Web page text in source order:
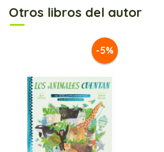
Otros libros del autor
-5%